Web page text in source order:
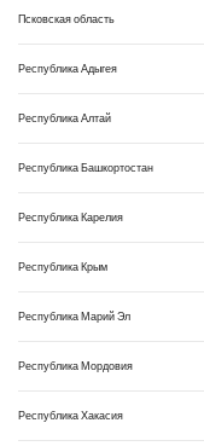
Псковская область
Республика Адыгея
Республика Алтай
Республика Башкортостан
Республика Карелия
Республика Крым
Республика Марий Эл
Республика Мордовия
Республика Хакасия